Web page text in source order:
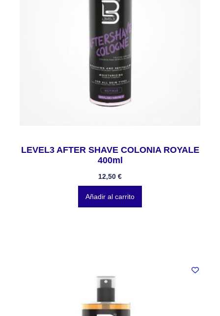
LEVEL3 AFTER SHAVE COLONIA ROYALE
400ml
12,50 €
Añadir al carrito